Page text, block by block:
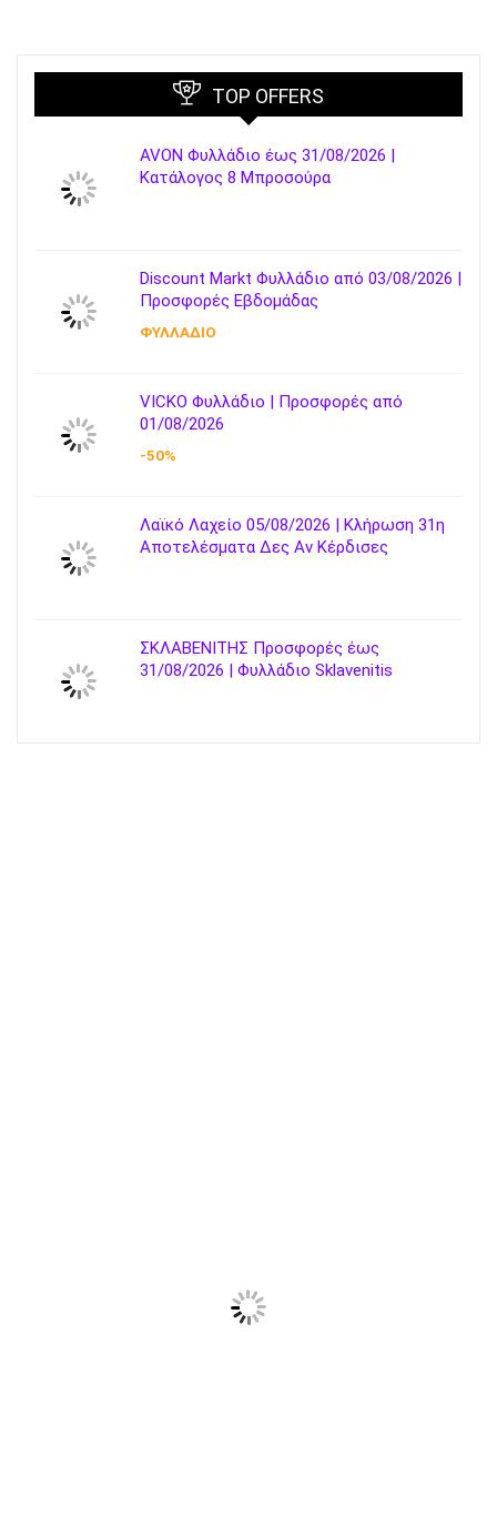
TOP OFFERS
AVON Φυλλάδιο έως 31/08/2026 |
Κατάλογος 8 Μπροσούρα
Discount Markt Φυλλάδιο από 03/08/2026 |
Προσφορές Εβδομάδας
ΦΥΛΛΑΔΙΟ
VICKO Φυλλάδιο | Προσφορές από
01/08/2026
-50%
Λαϊκό Λαχείο 05/08/2026 | Κλήρωση 31η
Αποτελέσματα Δες Αν Κέρδισες
ΣΚΛΑΒΕΝΙΤΗΣ Προσφορές έως
31/08/2026 | Φυλλάδιο Sklavenitis